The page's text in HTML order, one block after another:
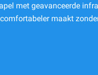
met geavanceerde
maakt